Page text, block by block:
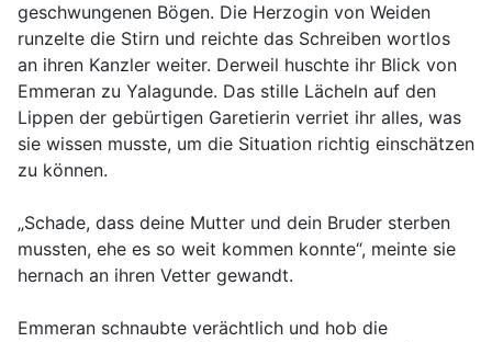
geschwungenen Bögen. Die Herzogin von Weiden
runzelte die Stirn und reichte das Schreiben wortlos
an ihren Kanzler weiter. Derweil huschte ihr Blick von
Emmeran zu Yalagunde. Das stille Lächeln auf den
Lippen der gebürtigen Garetierin verriet ihr alles, was
sie wissen musste, um die Situation richtig einschätzen
zu können.
„Schade, dass deine Mutter und dein Bruder sterben
mussten, ehe es so weit kommen konnte“, meinte sie
hernach an ihren Vetter gewandt.
Emmeran schnaubte verächtlich und hob die